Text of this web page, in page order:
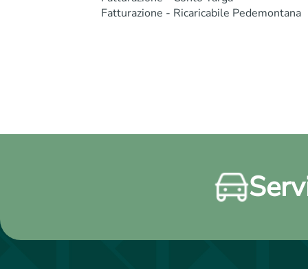
Fatturazione - Ricaricabile Pedemontana